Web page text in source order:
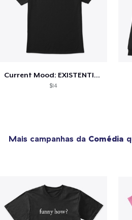
Current Mood: EXISTENTIAL CRISIS
$14
Mais campanhas da Comédia